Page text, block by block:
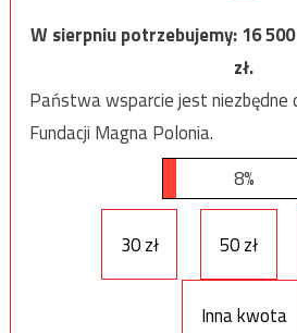
W sierpniu potrzebujemy:16 500
zł.
Państwa wsparcie jest niezbędne
Fundacji Magna Polonia.
8%
30 zł 50 zł
Inna kwota